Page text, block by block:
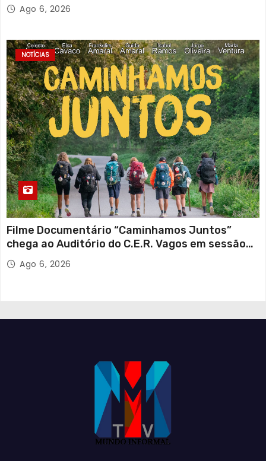
Ago 6, 2026
NOTÍCIAS
Filme Documentário “Caminhamos Juntos”
chega ao Auditório do C.E.R. Vagos em sessão
solidária
Ago 6, 2026